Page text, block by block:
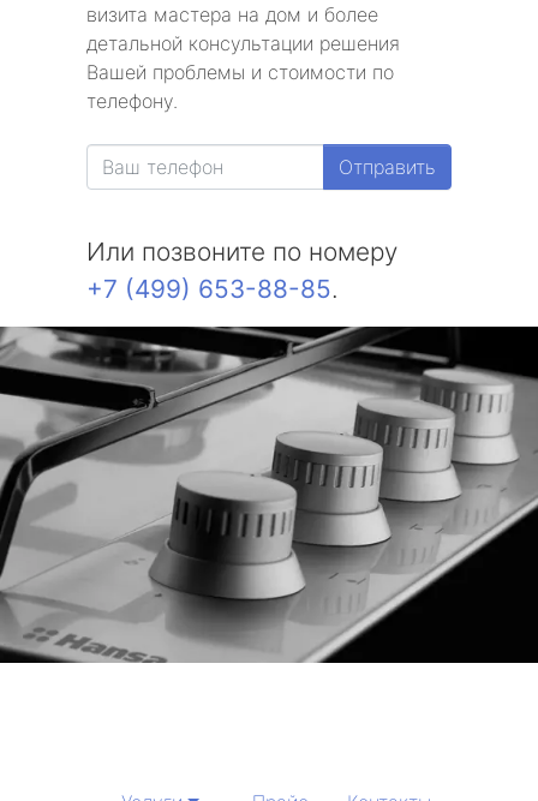
визита мастера на дом и более
детальной консультации решения
Вашей проблемы и стоимости по
телефону.
Отправить
Или позвоните по номеру
+7 (499) 653-88-85.